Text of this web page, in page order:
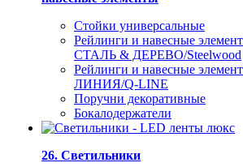
Стойки универсальные
Рейлинги и навесные
СТАЛЬ & ДЕРЕВО/Steelwood
Рейлинги и навесные
ЛИНИЯ/Q-LINE
Поручни декоративные
Бокалодержатели
26. Светильники